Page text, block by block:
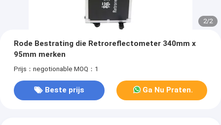
2/2
Rode Bestrating die Retroreflectometer 340mm x
95mm merken
Prijs：negotionable MOQ：1
Beste prijs Ga Nu Praten.